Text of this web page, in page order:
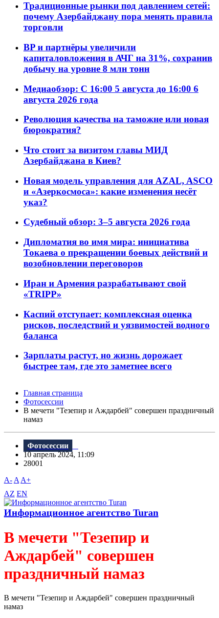
Традиционные рынки под давлением сетей:
почему Азербайджану пора менять правила
торговли
BP и партнёры увеличили
капиталовложения в АЧГ на 31%, сохранив
добычу на уровне 8 млн тонн
Медиаобзор: С 16:00 5 августа до 16:00 6
августа 2026 года
Революция качества на таможне или новая
бюрократия?
Что стоит за визитом главы МИД
Азербайджана в Киев?
Новая модель управления для AZAL, ASCO
и «Азеркосмоса»: какие изменения несёт
указ?
Судебный обзор: 3–5 августа 2026 года
Дипломатия во имя мира: инициатива
Токаева о прекращении боевых действий и
возобновлении переговоров
Иран и Армения разрабатывают свой
«TRIPP»
Каспий отступает: комплексная оценка
рисков, последствий и уязвимостей водного
баланса
Зарплаты растут, но жизнь дорожает
быстрее там, где это заметнее всего
Главная страница
Фотосессии
В мечети "Тезепир и Аждарбей" совершен праздничный
намаз
Фотосессии
10 апрель 2024, 11:09
28001
A- A A+
AZ EN
Информационное агентство Turan
В мечети "Тезепир и
Аждарбей" совершен
праздничный намаз
В мечети "Тезепир и Аждарбей" совершен праздничный
намаз